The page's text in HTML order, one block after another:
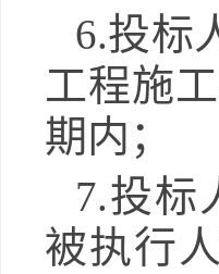
6.投标
工程施
期内；
7.投标
被执行